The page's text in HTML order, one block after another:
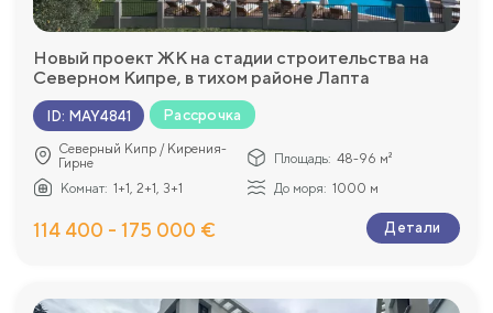
Новый проект ЖК на стадии строительства на
Северном Кипре, в тихом районе Лапта
ID: MAY4841 Рассрочка
Северный Кипр / Кирения-
Гирне
Площадь: 48-96 м²
Комнат: 1+1, 2+1, 3+1 До моря: 1000 м
114 400 - 175 000 € Детали